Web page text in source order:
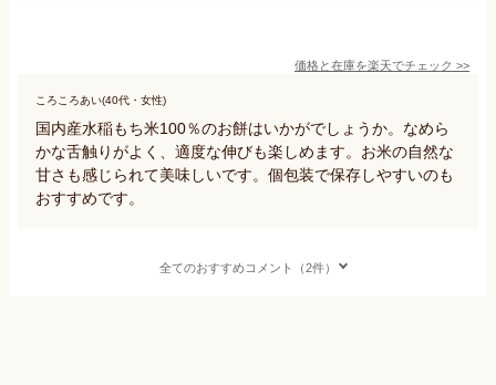
価格と在庫を楽天でチェック >>
ころころあい(40代・女性)
国内産水稲もち米100％のお餅はいかがでしょうか。なめら
かな舌触りがよく、適度な伸びも楽しめます。お米の自然な
甘さも感じられて美味しいです。個包装で保存しやすいのも
おすすめです。
全てのおすすめコメント（2件）